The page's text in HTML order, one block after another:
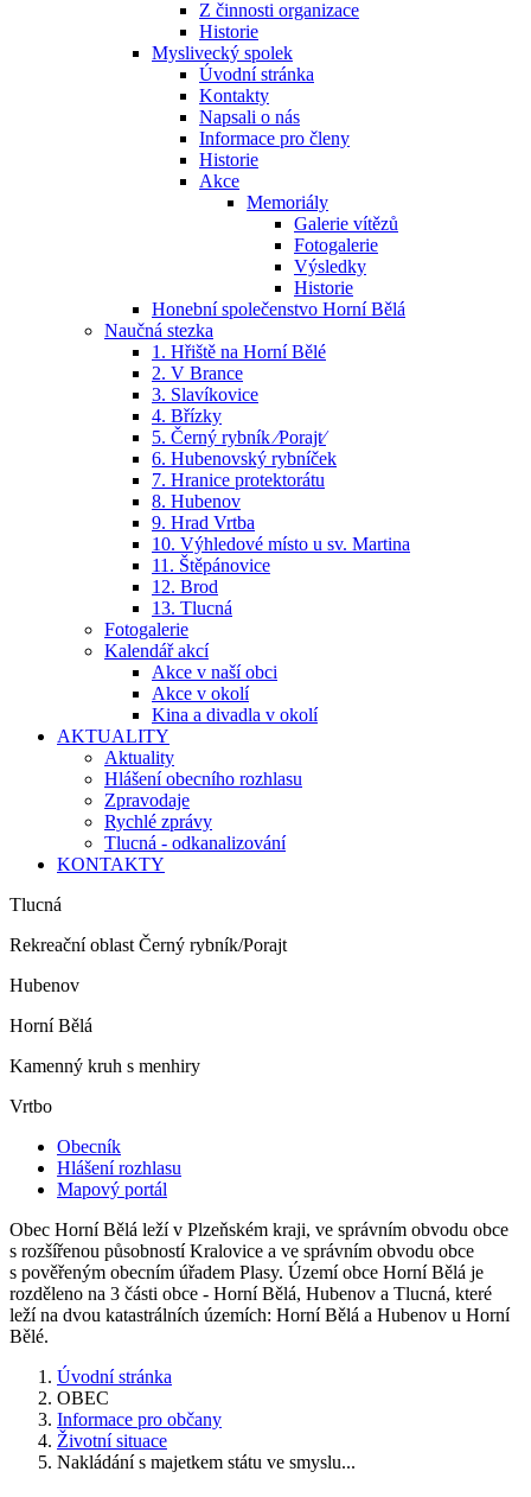
Z činnosti organizace
Historie
Myslivecký spolek
Úvodní stránka
Kontakty
Napsali o nás
Informace pro členy
Historie
Akce
Memoriály
Galerie vítězů
Fotogalerie
Výsledky
Historie
Honební společenstvo Horní Bělá
Naučná stezka
1. Hřiště na Horní Bělé
2. V Brance
3. Slavíkovice
4. Břízky
5. Černý rybník ⁄Porajt⁄
6. Hubenovský rybníček
7. Hranice protektorátu
8. Hubenov
9. Hrad Vrtba
10. Výhledové místo u sv. Martina
11. Štěpánovice
12. Brod
13. Tlucná
Fotogalerie
Kalendář akcí
Akce v naší obci
Akce v okolí
Kina a divadla v okolí
AKTUALITY
Aktuality
Hlášení obecního rozhlasu
Zpravodaje
Rychlé zprávy
Tlucná - odkanalizování
KONTAKTY
Tlucná
Rekreační oblast Černý rybník/Porajt
Hubenov
Horní Bělá
Kamenný kruh s menhiry
Vrtbo
Obecník
Hlášení rozhlasu
Mapový portál
Obec Horní Bělá leží v Plzeňském kraji, ve správním obvodu obce
s rozšířenou působností Kralovice a ve správním obvodu obce
s pověřeným obecním úřadem Plasy. Území obce Horní Bělá je
rozděleno na 3 části obce - Horní Bělá, Hubenov a Tlucná, které
leží na dvou katastrálních územích: Horní Bělá a Hubenov u Horní
Bělé.
Úvodní stránka
OBEC
Informace pro občany
Životní situace
Nakládání s majetkem státu ve smyslu...